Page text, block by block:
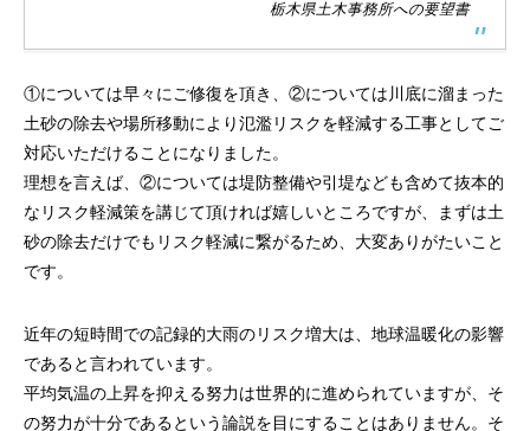
栃木県土木事務所への要望書
①については早々にご修復を頂き、②については川底に溜まった
土砂の除去や場所移動により氾濫リスクを軽減する工事としてご
対応いただけることになりました。
理想を言えば、②については堤防整備や引堤なども含めて抜本的
なリスク軽減策を講じて頂ければ嬉しいところですが、まずは土
砂の除去だけでもリスク軽減に繋がるため、大変ありがたいこと
です。
近年の短時間での記録的大雨のリスク増大は、地球温暖化の影響
であると言われています。
平均気温の上昇を抑える努力は世界的に進められていますが、そ
の努力が十分であるという論説を目にすることはありません。そ